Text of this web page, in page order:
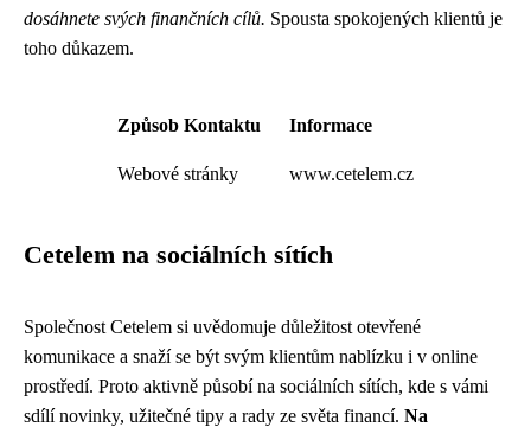
dosáhnete svých finančních cílů. Spousta spokojených klientů je
toho důkazem.
Způsob Kontaktu Informace
Webové stránky www.cetelem.cz
Cetelem na sociálních sítích
Společnost Cetelem si uvědomuje důležitost otevřené
komunikace a snaží se být svým klientům nablízku i v online
prostředí. Proto aktivně působí na sociálních sítích, kde s vámi
sdílí novinky, užitečné tipy a rady ze světa financí. Na